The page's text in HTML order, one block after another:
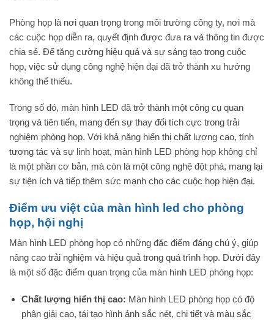
Phòng họp là nơi quan trọng trong môi trường công ty, nơi mà
các cuộc họp diễn ra, quyết định được đưa ra và thông tin được
chia sẻ. Để tăng cường hiệu quả và sự sáng tạo trong cuộc
họp, việc sử dụng công nghệ hiện đại đã trở thành xu hướng
không thể thiếu.
Trong số đó, màn hình LED đã trở thành một công cụ quan
trọng và tiên tiến, mang đến sự thay đổi tích cực trong trải
nghiệm phòng họp. Với khả năng hiển thị chất lượng cao, tính
tương tác và sự linh hoạt, màn hình LED phòng họp không chỉ
là một phần cơ bản, mà còn là một công nghệ đột phá, mang lại
sự tiện ích và tiếp thêm sức mạnh cho các cuộc họp hiện đại.
Điểm ưu việt của màn hình led cho phòng
họp, hội nghị
Màn hình LED phòng họp có những đặc điểm đáng chú ý, giúp
nâng cao trải nghiệm và hiệu quả trong quá trình họp. Dưới đây
là một số đặc điểm quan trọng của màn hình LED phòng họp:
Chất lượng hiển thị cao: Màn hình LED phòng họp có độ
phân giải cao, tái tạo hình ảnh sắc nét, chi tiết và màu sắc